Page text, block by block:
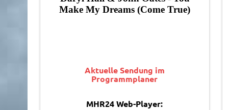
Aktuelle Sendung im
Programmplaner
MHR24 Web-Player: